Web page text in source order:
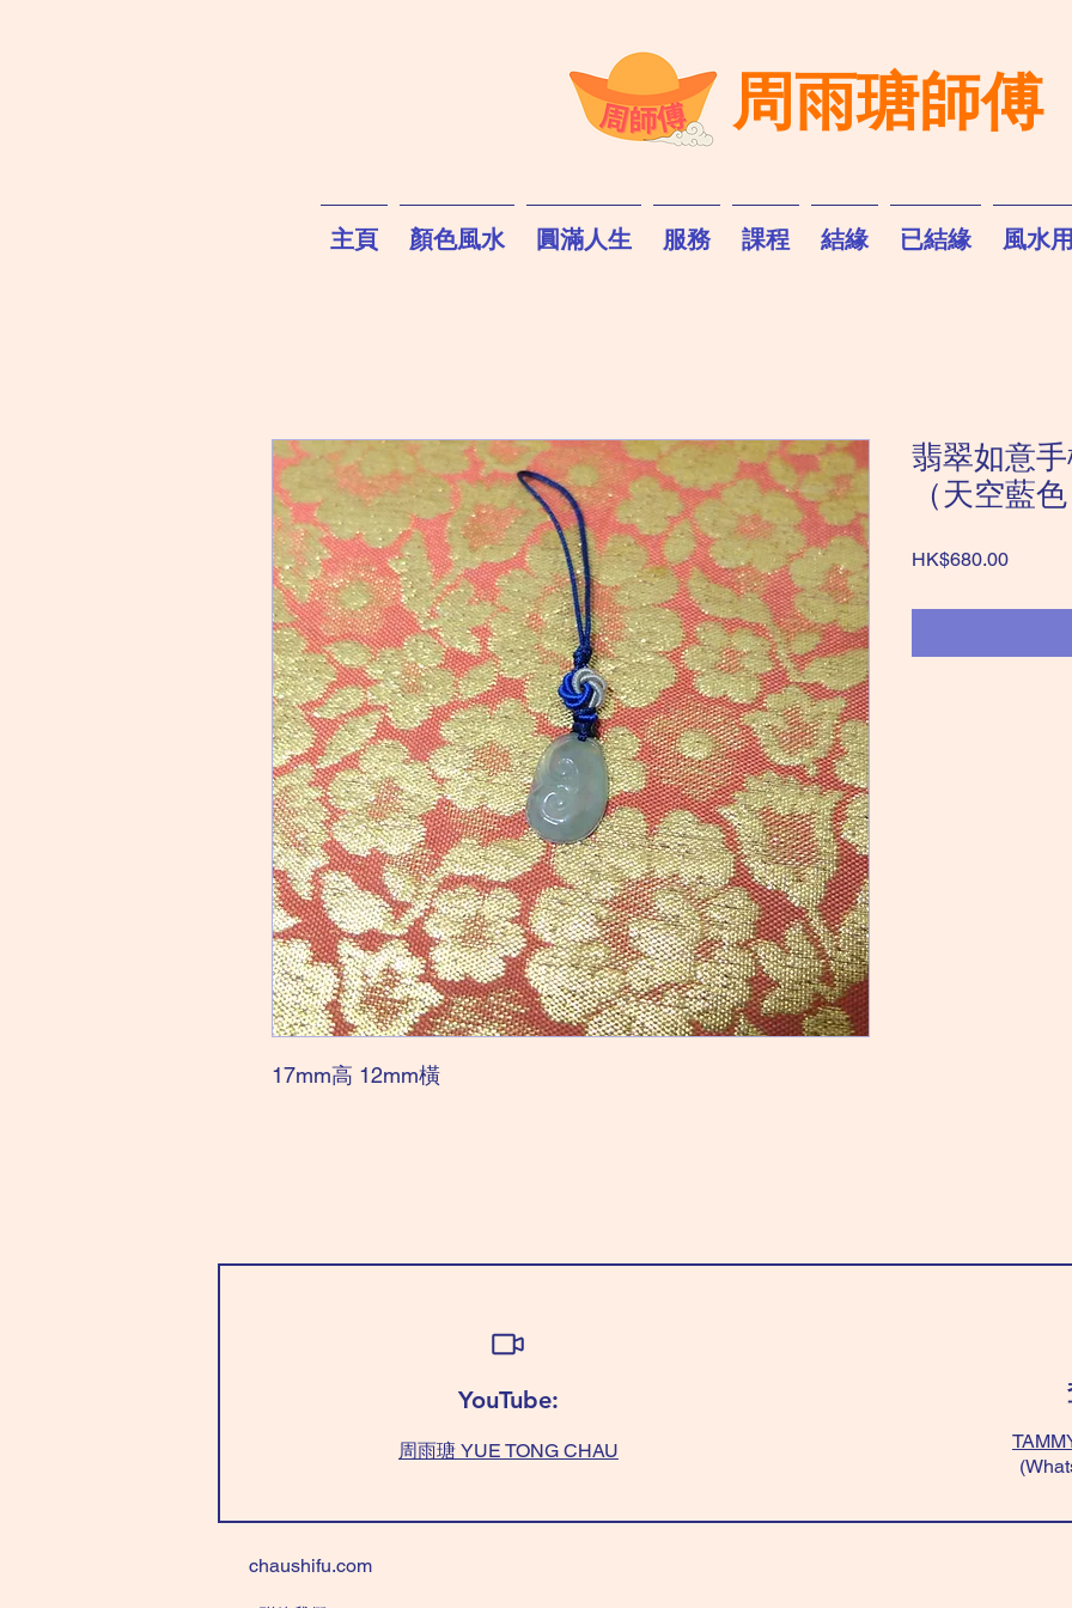
周雨瑭師傅
主頁 顏色風水 圓滿人生 服務 課程 結緣 已結緣 風水
17mm高 12mm橫
翡翠如意
（天空藍
HK$680.00價
YouTube:
周雨瑭 YUE TONG CHAU
chaushifu.com